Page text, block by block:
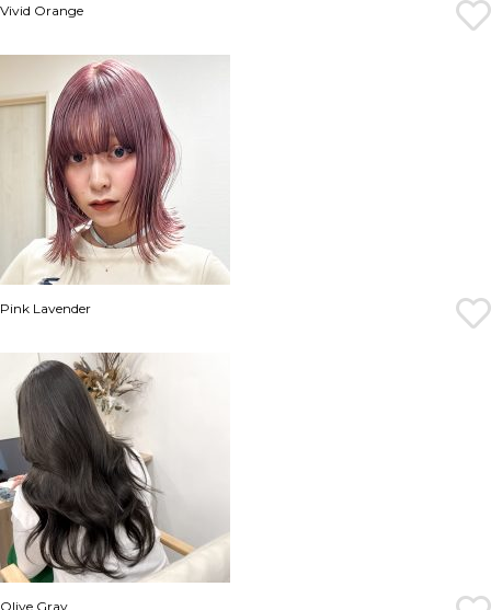
Vivid Orange
Pink Lavender
Olive Gray